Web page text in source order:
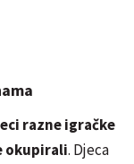
razne igračke
okupirali. Djeca